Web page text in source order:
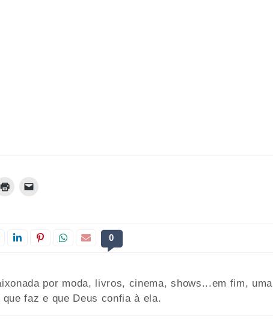
0
por moda, livros, cinema, shows...em fim, uma
faz e que Deus confia à ela.